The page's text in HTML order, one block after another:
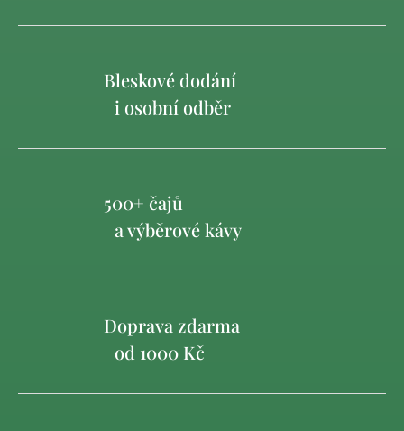
Bleskové dodání
i osobní odběr
500+ čajů
a výběrové kávy
Doprava zdarma
od 1000 Kč